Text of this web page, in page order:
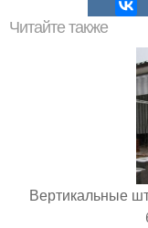
Читайте также
Вертикальные